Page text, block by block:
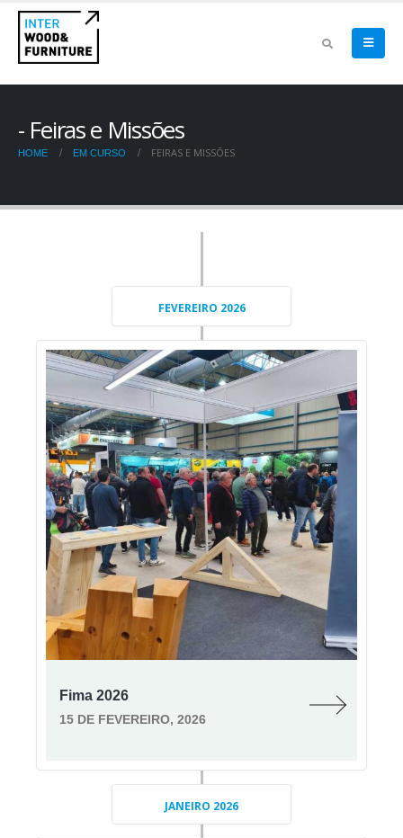
Feiras e Missões
HOME EM CURSO FEIRAS E MISSÕES
FEVEREIRO 2026
Fima 2026
15 DE FEVEREIRO, 2026
JANEIRO 2026